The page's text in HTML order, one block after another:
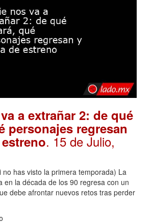
a extrañar 2: de qué
personajes regresan
. 15 de Julio,
no has visto la primera temporada) La
en la década de los 90 regresa con un
debe afrontar nuevos retos tras perder